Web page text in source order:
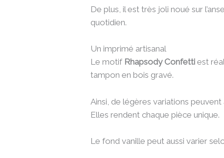
De plus, il est très joli noué sur
quotidien.
Un imprimé artisanal
Le motif Rhapsody Confetti est
tampon en bois gravé.
Ainsi, de légères variations
Elles rendent chaque pièce unique.
Le fond vanille peut aussi varier